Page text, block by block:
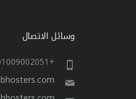
وسائل الاتصال
+201009002051